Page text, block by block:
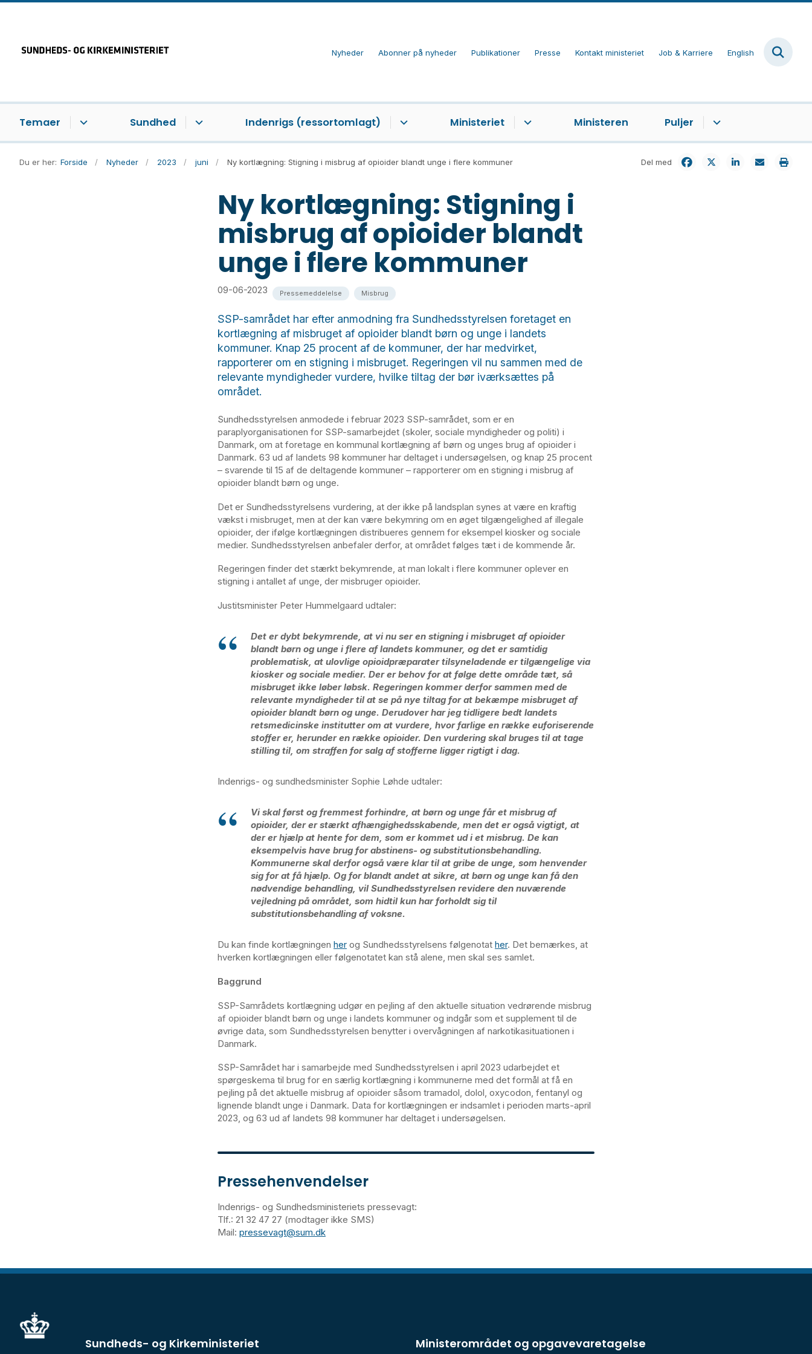
Nyheder Abonner på nyheder Publikationer Presse Kontakt ministeriet Job & Karriere English
Temaer Sundhed Indenrigs (ressortomlagt) Ministeriet Ministeren Puljer
Du er her: Forside Nyheder 2023 juni Ny kortlægning: Stigning i misbrug af opioider blandt unge i flere kommuner Del med
Ny kortlægning: Stigning i
misbrug af opioider blandt
unge i flere kommuner
09-06-2023 Pressemeddelelse Misbrug
SSP-samrådet har efter anmodning fra Sundhedsstyrelsen foretaget en
kortlægning af misbruget af opioider blandt børn og unge i landets
kommuner. Knap 25 procent af de kommuner, der har medvirket,
rapporterer om en stigning i misbruget. Regeringen vil nu sammen med de
relevante myndigheder vurdere, hvilke tiltag der bør iværksættes på
området.
Sundhedsstyrelsen anmodede i februar 2023 SSP-samrådet, som er en
paraplyorganisationen for SSP-samarbejdet (skoler, sociale myndigheder og politi) i
Danmark, om at foretage en kommunal kortlægning af børn og unges brug af opioider i
Danmark. 63 ud af landets 98 kommuner har deltaget i undersøgelsen, og knap 25 procent
– svarende til 15 af de deltagende kommuner – rapporterer om en stigning i misbrug af
opioider blandt børn og unge.
Det er Sundhedsstyrelsens vurdering, at der ikke på landsplan synes at være en kraftig
vækst i misbruget, men at der kan være bekymring om en øget tilgængelighed af illegale
opioider, der ifølge kortlægningen distribueres gennem for eksempel kiosker og sociale
medier. Sundhedsstyrelsen anbefaler derfor, at området følges tæt i de kommende år.
Regeringen finder det stærkt bekymrende, at man lokalt i flere kommuner oplever en
stigning i antallet af unge, der misbruger opioider.
Justitsminister Peter Hummelgaard udtaler:
Det er dybt bekymrende, at vi nu ser en stigning i misbruget af opioider
blandt børn og unge i flere af landets kommuner, og det er samtidig
problematisk, at ulovlige opioidpræparater tilsyneladende er tilgængelige via
kiosker og sociale medier. Der er behov for at følge dette område tæt, så
misbruget ikke løber løbsk. Regeringen kommer derfor sammen med de
relevante myndigheder til at se på nye tiltag for at bekæmpe misbruget af
opioider blandt børn og unge. Derudover har jeg tidligere bedt landets
retsmedicinske institutter om at vurdere, hvor farlige en række euforiserende
stoffer er, herunder en række opioider. Den vurdering skal bruges til at tage
stilling til, om straffen for salg af stofferne ligger rigtigt i dag.
Indenrigs- og sundhedsminister Sophie Løhde udtaler:
Vi skal først og fremmest forhindre, at børn og unge får et misbrug af
opioider, der er stærkt afhængighedsskabende, men det er også vigtigt, at
der er hjælp at hente for dem, som er kommet ud i et misbrug. De kan
eksempelvis have brug for abstinens- og substitutionsbehandling.
Kommunerne skal derfor også være klar til at gribe de unge, som henvender
sig for at få hjælp. Og for blandt andet at sikre, at børn og unge kan få den
nødvendige behandling, vil Sundhedsstyrelsen revidere den nuværende
vejledning på området, som hidtil kun har forholdt sig til
substitutionsbehandling af voksne.
Du kan finde kortlægningen her og Sundhedsstyrelsens følgenotat her. Det bemærkes, at
hverken kortlægningen eller følgenotatet kan stå alene, men skal ses samlet.
Baggrund
SSP-Samrådets kortlægning udgør en pejling af den aktuelle situation vedrørende misbrug
af opioider blandt børn og unge i landets kommuner og indgår som et supplement til de
øvrige data, som Sundhedsstyrelsen benytter i overvågningen af narkotikasituationen i
Danmark.
SSP-Samrådet har i samarbejde med Sundhedsstyrelsen i april 2023 udarbejdet et
spørgeskema til brug for en særlig kortlægning i kommunerne med det formål at få en
pejling på det aktuelle misbrug af opioider såsom tramadol, dolol, oxycodon, fentanyl og
lignende blandt unge i Danmark. Data for kortlægningen er indsamlet i perioden marts-april
2023, og 63 ud af landets 98 kommuner har deltaget i undersøgelsen.
Pressehenvendelser
Indenrigs- og Sundhedsministeriets pressevagt:
Tlf.: 21 32 47 27 (modtager ikke SMS)
Mail: pressevagt@sum.dk
Sundheds- og Kirkeministeriet Ministerområdet og opgavevaretagelse